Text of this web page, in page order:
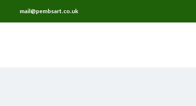
mail@pembsart.co.uk